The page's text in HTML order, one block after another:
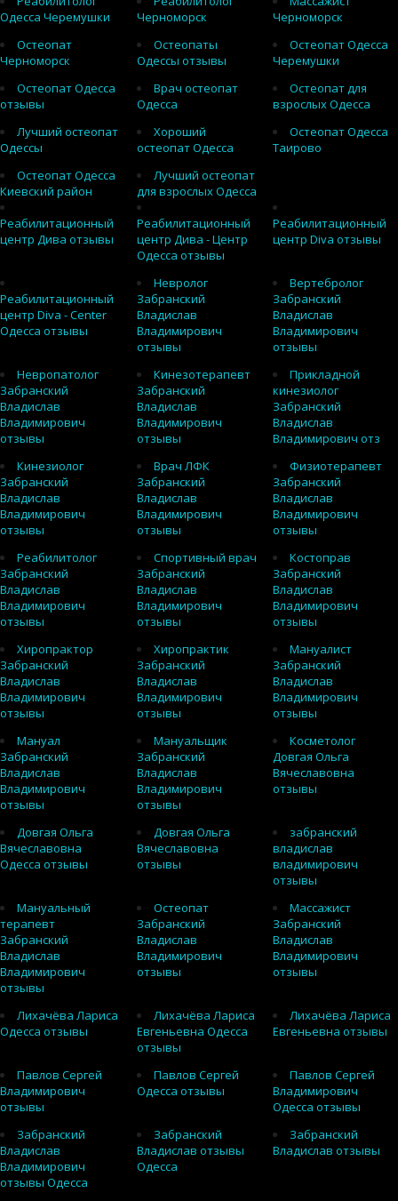
Одесса Черемушки
Черноморск
Черноморск
Остеопат
Черноморск
Остеопаты
Одессы отзывы
Остеопат Одесса
Черемушки
Остеопат Одесса
отзывы
Врач остеопат
Одесса
Остеопат для
взрослых Одесса
Лучший остеопат
Одессы
Хороший
остеопат Одесса
Остеопат Одесса
Таирово
Остеопат Одесса
Киевский район
Лучший остеопат
для взрослых Одесса
Реабилитационный
центр Дива отзывы
Реабилитационный
центр Дива - Центр
Одесса отзывы
Реабилитационный
центр Diva отзывы
Реабилитационный
центр Diva - Center
Одесса отзывы
Невролог
Забранский
Владислав
Владимирович
отзывы
Вертебролог
Забранский
Владислав
Владимирович
отзывы
Невропатолог
Забранский
Владислав
Владимирович
отзывы
Кинезотерапевт
Забранский
Владислав
Владимирович
отзывы
Прикладной
кинезиолог
Забранский
Владислав
Владимирович отз
Кинезиолог
Забранский
Владислав
Владимирович
отзывы
Врач ЛФК
Забранский
Владислав
Владимирович
отзывы
Физиотерапевт
Забранский
Владислав
Владимирович
отзывы
Реабилитолог
Забранский
Владислав
Владимирович
отзывы
Спортивный врач
Забранский
Владислав
Владимирович
отзывы
Костоправ
Забранский
Владислав
Владимирович
отзывы
Хиропрактор
Забранский
Владислав
Владимирович
отзывы
Хиропрактик
Забранский
Владислав
Владимирович
отзывы
Мануалист
Забранский
Владислав
Владимирович
отзывы
Мануал
Забранский
Владислав
Владимирович
отзывы
Мануальщик
Забранский
Владислав
Владимирович
отзывы
Косметолог
Довгая Ольга
Вячеславовна
отзывы
Довгая Ольга
Вячеславовна
Одесса отзывы
Довгая Ольга
Вячеславовна
отзывы
забранский
владислав
владимирович
отзывы
Мануальный
терапевт
Забранский
Владислав
Владимирович
отзывы
Остеопат
Забранский
Владислав
Владимирович
отзывы
Массажист
Забранский
Владислав
Владимирович
отзывы
Лихачёва Лариса
Одесса отзывы
Лихачёва Лариса
Евгеньевна Одесса
отзывы
Лихачёва Лариса
Евгеньевна отзывы
Павлов Сергей
Владимирович
отзывы
Павлов Сергей
Одесса отзывы
Павлов Сергей
Владимирович
Одесса отзывы
Забранский
Владислав
Владимирович
отзывы Одесса
Забранский
Владислав отзывы
Одесса
Забранский
Владислав отзывы